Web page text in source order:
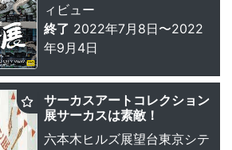
ィビュー
終了 2022年7月8日〜2022
年9月4日
サーカスアートコレクション
展サーカスは素敵！
六本木ヒルズ展望台東京シテ